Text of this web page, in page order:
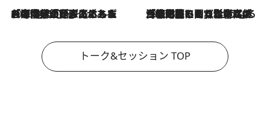
2026.8.3
「今後値上げがあるとすれば…」「リスクがあるのは今年の冬」エネルギー専門家が語る、ホルムズ海峡封鎖が家庭にもたらす“ある心配” 2026.8.3
「住宅建てられない…」「サーチャージ料の高値が続いている」ホルムズ海峡封鎖による影響はいつまで続く？《エネルギー専門家に聞く“どうなる日本の暮らし”》
トーク&セッション TOP